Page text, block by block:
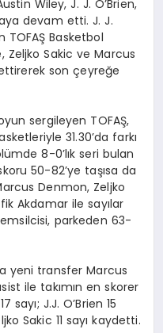
Wiley, J. J. O’Brien,
devam etti. J. J.
TOFAŞ Basketbol
Zeljko Sakic ve Marcus
son çeyreğe
sergileyen TOFAŞ,
31.30’da farkı
8-0’lık seri bulan
50-82’ye taşısa da
Denmon, Zeljko
Akdamar ile sayılar
parkeden 63-
yeni transfer Marcus
ile takımın en skorer
J.J. O’Brien 15
Sakic 11 sayı kaydetti.